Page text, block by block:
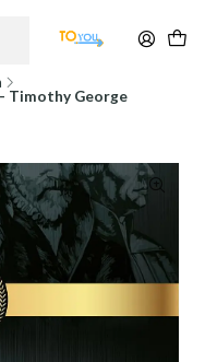
Timothy George